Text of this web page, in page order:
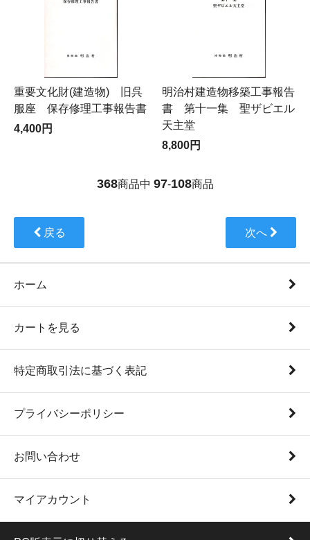
重要文化財(建造物) 旧呉
服座 保存修理工事報告書
4,400円
明治村建造物移築工事報告
書 第十一集 聖ザビエル
天主堂
8,800円
368商品中 97-108商品
戻る 次へ
ホーム
カートを見る
特定商取引法に基づく表記
プライバシーポリシー
お問い合わせ
マイアカウント